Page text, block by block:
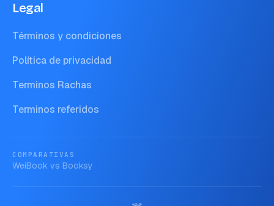
Legal
Términos y condiciones
Política de privacidad
Terminos Rachas
Terminos referidos
COMPARATIVAS
WeiBook vs Booksy